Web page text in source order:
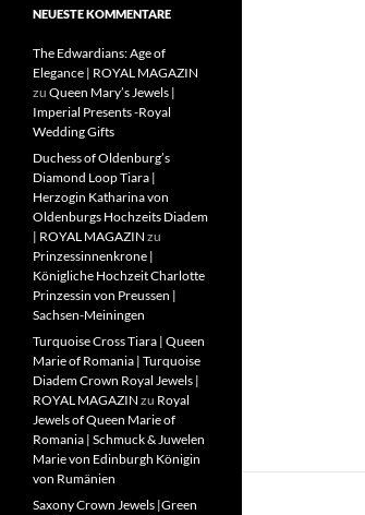
NEUESTE KOMMENTARE
The Edwardians: Age of
Elegance | ROYAL MAGAZIN
zu Queen Mary’s Jewels |
Imperial Presents -Royal
Wedding Gifts
Duchess of Oldenburg’s
Diamond Loop Tiara |
Herzogin Katharina von
Oldenburgs Hochzeits Diadem
| ROYAL MAGAZIN zu
Prinzessinnenkrone |
Königliche Hochzeit Charlotte
Prinzessin von Preussen |
Sachsen-Meiningen
Turquoise Cross Tiara | Queen
Marie of Romania | Turquoise
Diadem Crown Royal Jewels |
ROYAL MAGAZIN zu Royal
Jewels of Queen Marie of
Romania | Schmuck & Juwelen
Marie von Edinburgh Königin
von Rumänien
Saxony Crown Jewels |Green